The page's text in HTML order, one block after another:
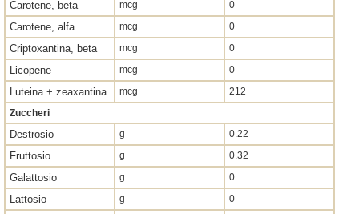
Carotene, beta mcg 0
Carotene, alfa mcg 0
Criptoxantina, beta mcg 0
Licopene mcg 0
Luteina + zeaxantina mcg
212
Zuccheri
Destrosio g 0.22
Fruttosio g 0.32
Galattosio g 0
Lattosio g 0